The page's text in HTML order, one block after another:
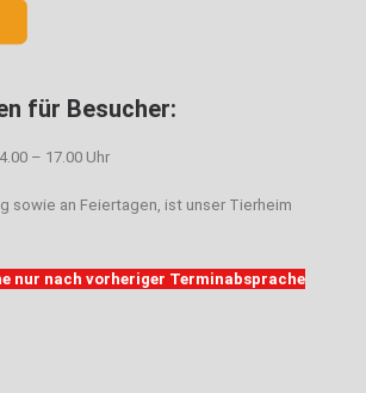
für Besucher:
– 17.00 Uhr
sowie an Feiertagen, ist unser Tierheim
nur nach vorheriger Terminabsprache